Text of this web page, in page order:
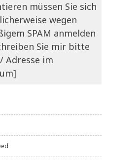
müssen Sie sich
wegen
SPAM anmelden
Sie mir bitte
Adresse im